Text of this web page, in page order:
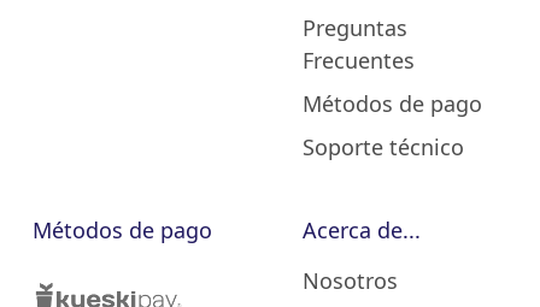
Preguntas
Frecuentes
Métodos de pago
Soporte técnico
Métodos de pago
Acerca de...
Nosotros